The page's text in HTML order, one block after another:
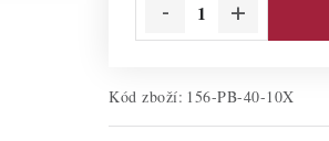
Kód zboží: 156-PB-40-10X